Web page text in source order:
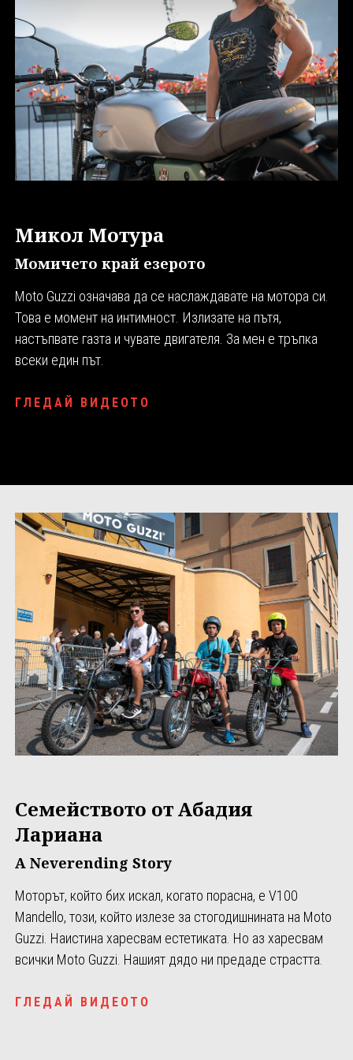
Микол Мотура
Момичето край езерото
Moto Guzzi означава да се наслаждавате на мотора си.
Това е момент на интимност. Излизате на пътя,
настъпвате газта и чувате двигателя. За мен е тръпка
всеки един път.
ГЛЕДАЙ ВИДЕОТО
Семейството от Абадия
Лариана
A Neverending Story
Моторът, който бих искал, когато порасна, е V100
Mandello, този, който излезе за стогодишнината на Moto
Guzzi. Наистина харесвам естетиката. Но аз харесвам
всички Moto Guzzi. Нашият дядо ни предаде страстта.
ГЛЕДАЙ ВИДЕОТО